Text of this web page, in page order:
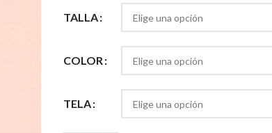
TALLA
COLOR
TELA